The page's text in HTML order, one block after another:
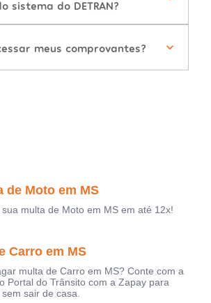
sistema do DETRAN?
meus comprovantes?
de Moto em MS
sua multa de Moto em MS em até 12x!
Carro em MS
multa de Carro em MS? Conte com a
Portal do Trânsito com a Zapay para
sair de casa.